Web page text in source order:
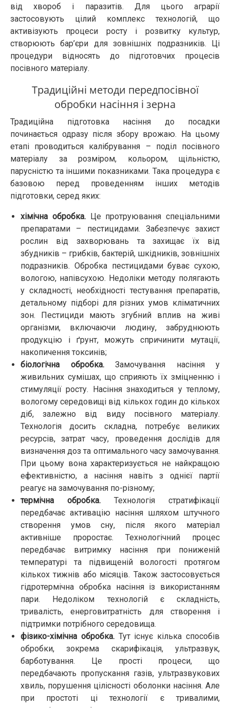
від хвороб і паразитів. Для цього аграрії
застосовують цілий комплекс технологій, що
активізують процеси росту і розвитку культур,
створюють бар’єри для зовнішніх подразників. Ці
процедури відносять до підготовчих процесів
посівного матеріалу.
Традиційні методи передпосівної
обробки насіння і зерна
Традиційна підготовка насіння до посадки
починається одразу після збору врожаю. На цьому
етапі проводиться калібрування – поділ посівного
матеріалу за розміром, кольором, щільністю,
парусністю та іншими показниками. Така процедура є
базовою перед проведенням інших методів
підготовки, серед яких:
хімічна обробка.Це протруювання спеціальними
препаратами – пестицидами. Забезпечує захист
рослин від захворювань та захищає їх від
збудників – грибків, бактерій, шкідників, зовнішніх
подразників. Обробка пестицидами буває сухою,
вологою, напівсухою. Недоліки методу полягають
у складності, необхідності тестування препаратів,
детальному підборі для різних умов кліматичних
зон. Пестициди мають згубний вплив на живі
організми, включаючи людину, забруднюють
продукцію і ґрунт, можуть спричинити мутації,
накопичення токсинів;
біологічна обробка.Замочування насіння у
живильних сумішах, що сприяють їх зміцненню і
стимуляції росту. Насіння знаходиться у теплому,
вологому середовищі від кількох годин до кількох
діб, залежно від виду посівного матеріалу.
Технологія досить складна, потребує великих
ресурсів, затрат часу, проведення дослідів для
визначення доз та оптимального часу замочування.
При цьому вона характеризується не найкращою
ефективністю, а насіння навіть з однієї партії
реагує на замочування по-різному;
термічна обробка. Технологія стратифікації
передбачає активацію насіння шляхом штучного
створення умов сну, після якого матеріал
активніше проростає. Технологічний процес
передбачає витримку насіння при пониженій
температурі та підвищеній вологості протягом
кількох тижнів або місяців. Також застосовується
гідротермічна обробка насіння із використанням
пари. Недоліком технологій є складність,
тривалість, енерговитратність для створення і
підтримки потрібного середовища.
фізико-хімічна обробка.Тут існує кілька способів
обробки, зокрема скарифікація, ультразвук,
барботування. Це прості процеси, що
передбачають пропускання газів, ультразвукових
хвиль, порушення цілісності оболонки насіння. Але
при простоті ці технології є тривалими,